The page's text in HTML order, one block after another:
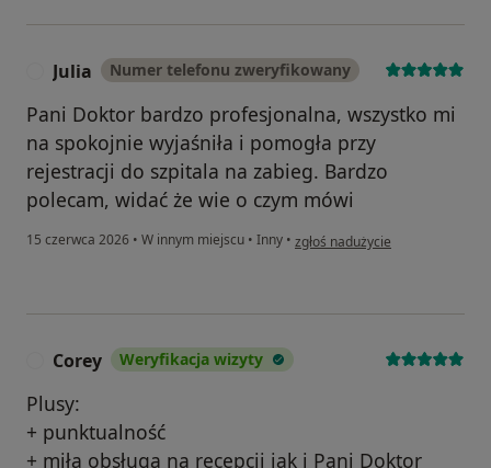
Julia Numer telefonu zweryfikowany
Pani Doktor bardzo profesjonalna, wszystko mi
na spokojnie wyjaśniła i pomogła przy
rejestracji do szpitala na zabieg. Bardzo
polecam, widać że wie o czym mówi
15 czerwca 2026 • W innym miejscu • Inny • w opinii użytkownika Julia
zgłoś nadużycie
Corey Weryfikacja wizyty
Plusy:
+ punktualność
+ miła obsługa na recepcji jak i Pani Doktor